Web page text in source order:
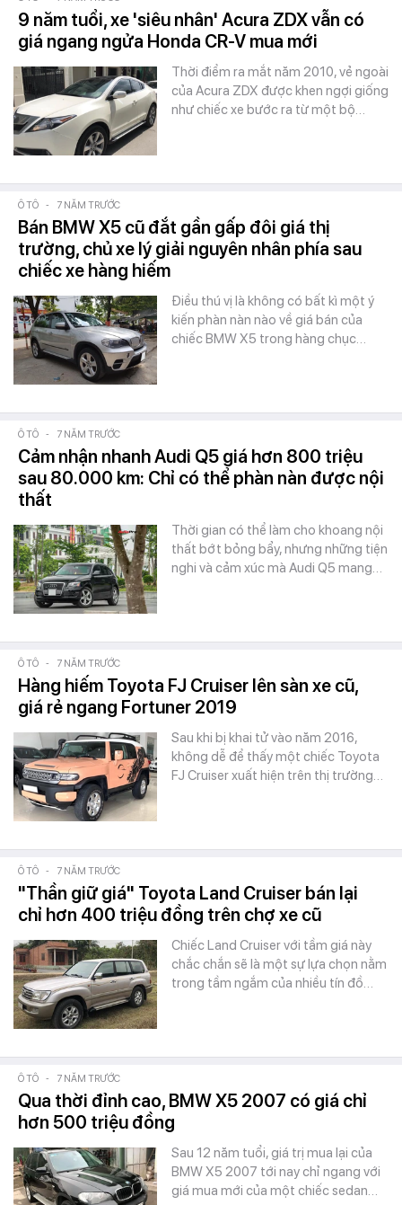
9 năm tuổi, xe 'siêu nhân' Acura ZDX vẫn có
giá ngang ngửa Honda CR-V mua mới
Thời điểm ra mắt năm 2010, vẻ ngoài
của Acura ZDX được khen ngợi giống
như chiếc xe bước ra từ một bộ…
Ô TÔ - 7 NĂM TRƯỚC
Bán BMW X5 cũ đắt gần gấp đôi giá thị
trường, chủ xe lý giải nguyên nhân phía sau
chiếc xe hàng hiếm
Điều thú vị là không có bất kì một ý
kiến phàn nàn nào về giá bán của
chiếc BMW X5 trong hàng chục…
Ô TÔ - 7 NĂM TRƯỚC
Cảm nhận nhanh Audi Q5 giá hơn 800 triệu
sau 80.000 km: Chỉ có thể phàn nàn được nội
thất
Thời gian có thể làm cho khoang nội
thất bớt bỏng bẩy, nhưng những tiện
nghi và cảm xúc mà Audi Q5 mang…
Ô TÔ - 7 NĂM TRƯỚC
Hàng hiếm Toyota FJ Cruiser lên sàn xe cũ,
giá rẻ ngang Fortuner 2019
Sau khi bị khai tử vào năm 2016,
không dễ để thấy một chiếc Toyota
FJ Cruiser xuất hiện trên thị trường…
Ô TÔ - 7 NĂM TRƯỚC
"Thần giữ giá" Toyota Land Cruiser bán lại
chỉ hơn 400 triệu đồng trên chợ xe cũ
Chiếc Land Cruiser với tầm giá này
chắc chắn sẽ là một sự lựa chọn nằm
trong tầm ngắm của nhiều tín đồ…
Ô TÔ - 7 NĂM TRƯỚC
Qua thời đỉnh cao, BMW X5 2007 có giá chỉ
hơn 500 triệu đồng
Sau 12 năm tuổi, giá trị mua lại của
BMW X5 2007 tới nay chỉ ngang với
giá mua mới của một chiếc sedan…